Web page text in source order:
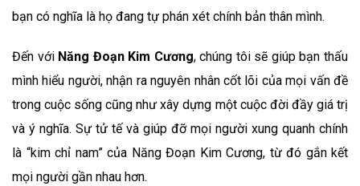
bạn có nghĩa là họ đang tự phán xét chính bản thân mình.
Đến với Năng Đoạn Kim Cương, chúng tôi sẽ giúp bạn thấu
mình hiểu người, nhận ra nguyên nhân cốt lõi của mọi vấn đề
trong cuộc sống cũng như xây dựng một cuộc đời đầy giá trị
và ý nghĩa. Sự tử tế và giúp đỡ mọi người xung quanh chính
là “kim chỉ nam” của Năng Đoạn Kim Cương, từ đó gắn kết
mọi người gần nhau hơn.